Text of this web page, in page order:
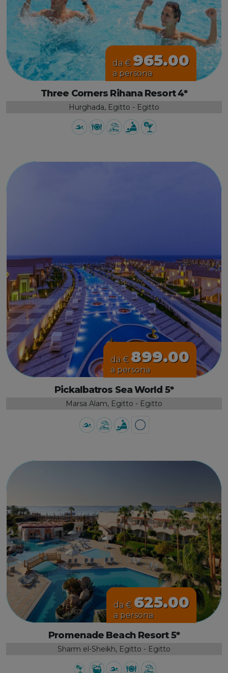
da € 965.00
a persona
Three Corners Rihana Resort 4*
Hurghada, Egitto - Egitto
da € 899.00
a persona
Pickalbatros Sea World 5*
Marsa Alam, Egitto - Egitto
da € 625.00
a persona
Promenade Beach Resort 5*
Sharm el-Sheikh, Egitto - Egitto